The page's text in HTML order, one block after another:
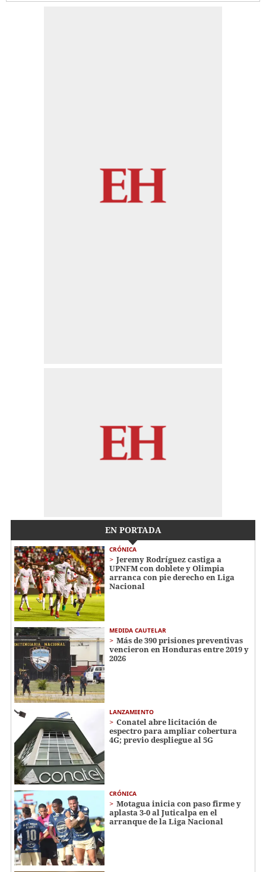
EN PORTADA
CRÓNICA
Jeremy Rodríguez castiga a
UPNFM con doblete y Olimpia
arranca con pie derecho en Liga
Nacional
MEDIDA CAUTELAR
Más de 390 prisiones preventivas
vencieron en Honduras entre 2019 y
2026
LANZAMIENTO
Conatel abre licitación de
espectro para ampliar cobertura
4G; previo despliegue al 5G
CRÓNICA
Motagua inicia con paso firme y
aplasta 3-0 al Juticalpa en el
arranque de la Liga Nacional